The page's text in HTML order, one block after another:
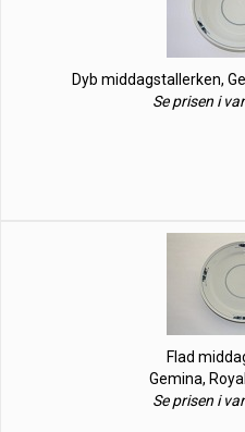
Dyb middagstallerken,
Se prisen i
Flad
Gemina,
Se prisen i